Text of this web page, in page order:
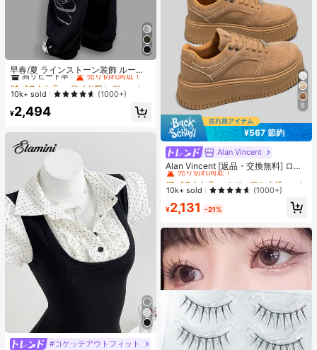
早春/夏 ラインストーン装飾 ルーズ
フィット リラックス ジャズダンス
ワイドレッグ カジュアルパンツ レデ
ィース、レトロアメリカンスタイル
ブラック、Y2Kエステティック
#1 ベストセラー
高リピート率
売り切れ間近！
#1 ベストセラー
ワイド脚 レディースパンツ
高リピート率
売り切れ間近！
#1 ベストセラー
ワイド脚 レディースパンツ
高リピート率
売り切れ間近！
#1 ベストセラー
高リピート率
売り切れ間近！
10k+ sold (1000+)
¥2,494
#コケッテアウトフィット
#2 ベストセラー
夜遊び 女性用ブラウス
6
¥567 節約
Alan Vincent
Alan Vincent [返品・交換無料] ロー
カット レースアップシューズ、厚底
カジュアルスニーカー、快適でファ
ッショナブル、4.5cm身長アップ、
小柄な女性向け、アスレジャー
#1 ベストセラー
売り切れ間近！
#1 ベストセラー
売り切れ間近！
#1 ベストセラー
売り切れ間近！
#1 ベストセラー
売り切れ間近！
10k+ sold (1000+)
¥2,131 -21%